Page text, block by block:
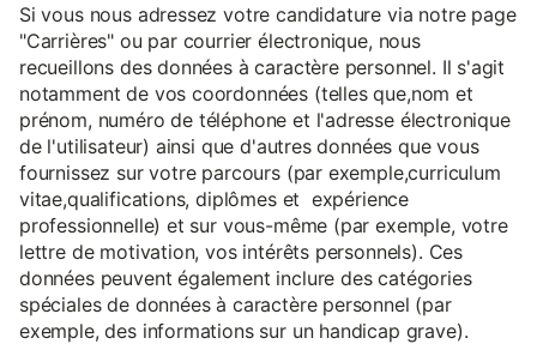
Si vous nous adressez votre candidature via notre page
"Carrières" ou par courrier électronique, nous
recueillons des données à caractère personnel. Il s'agit
notamment de vos coordonnées (telles que,nom et
prénom, numéro de téléphone et l'adresse électronique
de l'utilisateur) ainsi que d'autres données que vous
fournissez sur votre parcours (par exemple,curriculum
vitae,qualifications, diplômes et expérience
professionnelle) et sur vous-même (par exemple, votre
lettre de motivation, vos intérêts personnels). Ces
données peuvent également inclure des catégories
spéciales de données à caractère personnel (par
exemple, des informations sur un handicap grave).